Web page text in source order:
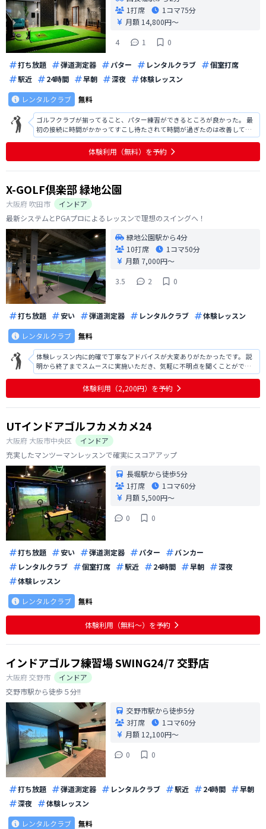
1打席
1コマ75分
月額 14,800円〜
4
1 0
打ち放題 弾道測定器 パター レンタルクラブ
個室打席
駅近
24時間 早朝 深夜
体験レッスン
レンタルクラブ
無料
ゴルフクラブが揃ってること、パター練習ができるところが良かった。 最
初の接続に時間がかかってすこし待たされて時間が過ぎたのは改善してほ
しい。一方使用経験があるので説明を省いてくれたのはよかった。 あとは
室内がゴミがあったり汚い部分があり衛生的には少し気になった。ほこり
もあったのでもう少し掃除されてい
体験利用（無料）を予約
X-GOLF倶楽部 緑地公園
大阪府 吹田市
インドア
最新システムとPGAプロによるレッスンで理想のスイングへ！
緑地公園駅から4分
10打席
1コマ50分
月額 7,000円〜
3.5
2 0
打ち放題 安い 弾道測定器 レンタルクラブ
体験レッスン
レンタルクラブ
無料
体験レッスン内に的確で丁寧なアドバイスが大変ありがたかったです。 説
明から終了までスムースに実施いただき、気軽に不明点を聞くことができ
たため、ストレスなく体験レッスンを終えることができました。 営業時間
を深夜まで延長いただくとより通いやすいと思いました。 受付では大変親
切にスケジュールや実施プランを
体験利用（2,200円）を予約
UTインドアゴルフカメカメ24
大阪府 大阪市中央区
インドア
充実したマンツーマンレッスンで確実にスコアアップ
長堀駅から徒歩5分
1打席
1コマ60分
月額 5,500円〜
0
0
打ち放題 安い 弾道測定器 パター
バンカー
レンタルクラブ
個室打席 駅近 24時間 早朝
深夜
体験レッスン
レンタルクラブ
無料
体験利用（無料〜）を予約
インドアゴルフ練習場 SWING24/7 交野店
大阪府交野市
インドア
交野市駅から徒歩５分!!
交野市駅から徒歩5分
3打席
1コマ60分
月額 12,100円〜
0
0
打ち放題 弾道測定器 レンタルクラブ 駅近 24時間
早朝
深夜
体験レッスン
レンタルクラブ
無料